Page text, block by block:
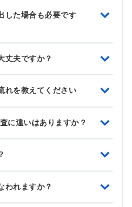
した場合も必要です
丈夫ですか？
れを教えてください
に違いはありますか？
われますか？